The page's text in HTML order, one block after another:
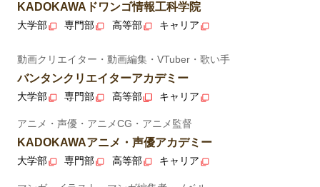
KADOKAWAドワンゴ情報工科学院
大学部 専門部 高等部 キャリア
動画クリエイター・動画編集・VTuber・歌い手
バンタンクリエイターアカデミー
大学部 専門部 高等部 キャリア
アニメ・声優・アニメCG・アニメ監督
KADOKAWAアニメ・声優アカデミー
大学部 専門部 高等部 キャリア